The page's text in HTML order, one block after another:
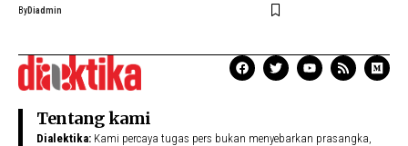
ByDiadmin
Tentang kami
Dialektika: Kami percaya tugas pers bukan menyebarkan prasangka,